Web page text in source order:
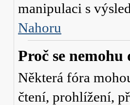
manipulaci s
Nahoru
Proč se
Některá fóra
čtení, prohlížení,